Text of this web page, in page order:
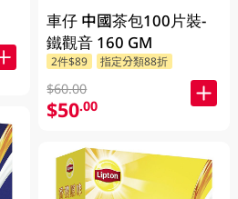
車仔 中國茶包100片裝-
鐵觀音 160 GM
2件$89 指定分類88折
$60.00
$50.00